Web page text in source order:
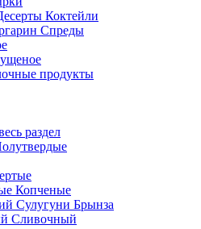
Коктейли
Спреды
продукты
раздел
Копченые
Сулугуни Брынза
Сливочный